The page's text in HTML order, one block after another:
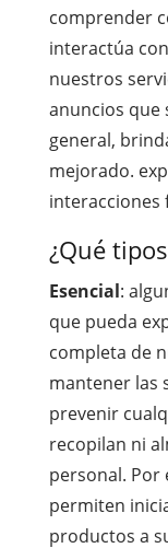
comprender
interactúa
nuestros
anuncios que
general,
mejorado.
interacciones
¿Qué
Esencial:
que pueda
completa de
mantener las
prevenir
recopilan ni
personal. Por
permiten
productos a